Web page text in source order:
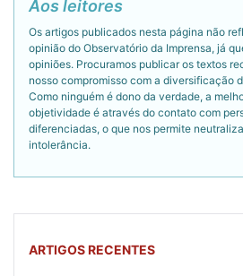
Aos leitores
Os artigos publicados nesta página não
opinião do Observatório da Imprensa, já
opiniões. Procuramos publicar os textos
nosso compromisso com a diversificação
Como ninguém é dono da verdade, a
objetividade é através do contato com
diferenciadas, o que nos permite
intolerância.
ARTIGOS RECENTES